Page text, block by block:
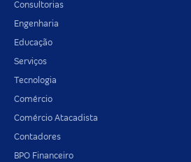
Consultorias
Engenharia
Educação
Serviços
Tecnologia
Comércio
Comércio Atacadista
Contadores
BPO Financeiro